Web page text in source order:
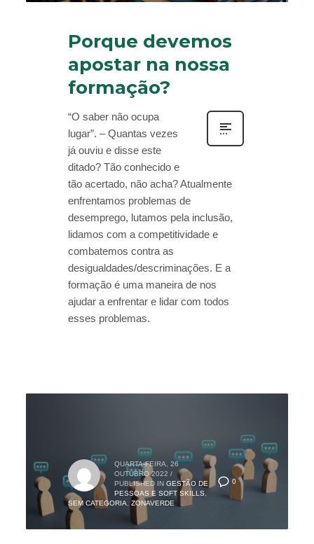
Porque devemos
apostar na nossa
formação?
“O saber não ocupa
lugar”. – Quantas vezes
já ouviu e disse este
ditado? Tão conhecido e
tão acertado, não acha? Atualmente
enfrentamos problemas de
desemprego, lutamos pela inclusão,
lidamos com a competitividade e
combatemos contra as
desigualdades/descriminações. E a
formação é uma maneira de nos
ajudar a enfrentar e lidar com todos
esses problemas.
0
QUARTA-FEIRA, 26
OUTUBRO 2022 /
PUBLISHED IN GESTÃO DE
PESSOAS E SOFT SKILLS
SEM CATEGORIA ,ZONAVERDE